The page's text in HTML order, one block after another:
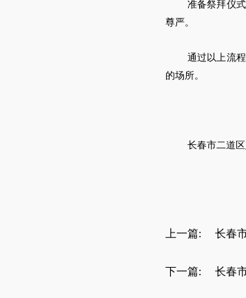
准备祭拜仪
尊严。
通过以上流
的场所。
长春市二道
上一篇: 长春
下一篇: 长春